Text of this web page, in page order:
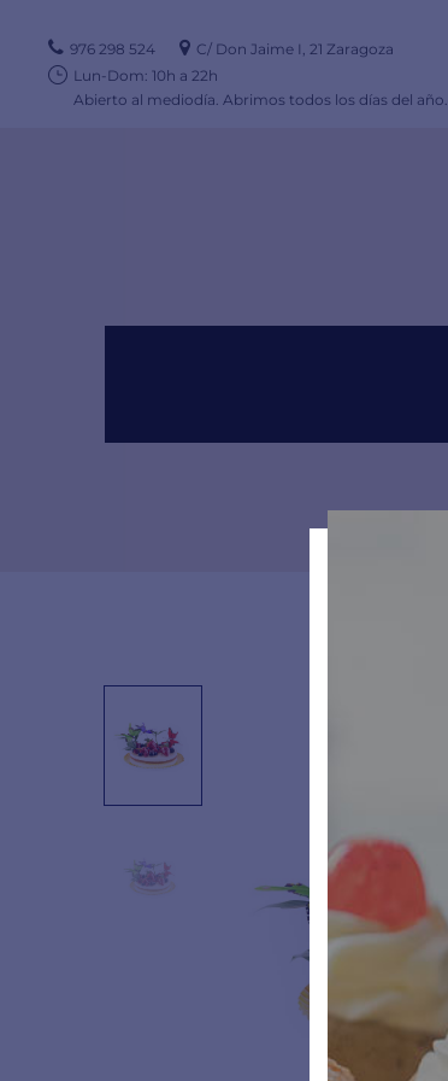
976 298 524
C/ Don Jaime I, 21 Zaragoza
Lun-Dom: 10h a 22h
Abierto al mediodía. Abrimos todos los días del año.